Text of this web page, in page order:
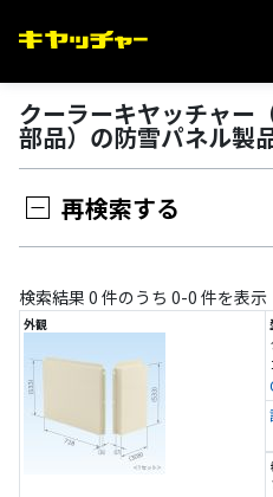
クーラーキヤッチャー
部品）の防雪パネル製
再検索する
検索結果 0 件のうち 0-0 件を表示